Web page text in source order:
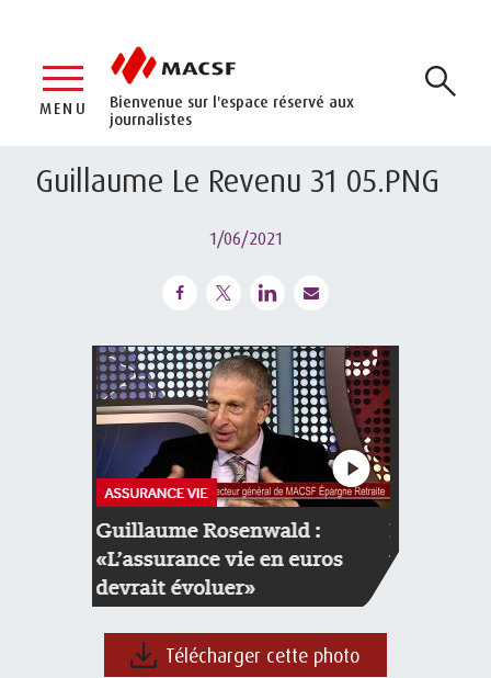
Bienvenue sur l'espace réservé aux
journalistes
MENU
Guillaume Le Revenu 31 05.PNG
1/06/2021
Télécharger cette photo